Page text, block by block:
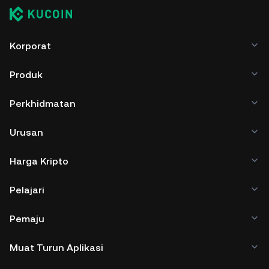
Korporat
Produk
Perkhidmatan
Urusan
Harga Kripto
Pelajari
Pemaju
Muat Turun Aplikasi